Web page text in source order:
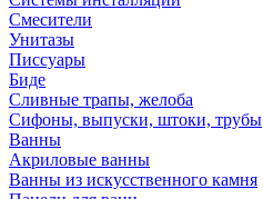
Смесители
Унитазы
Писсуары
Биде
Сливные трапы, желоба
Сифоны, выпуски, штоки, трубы
Ванны
Акриловые ванны
Ванны из искусственного камня